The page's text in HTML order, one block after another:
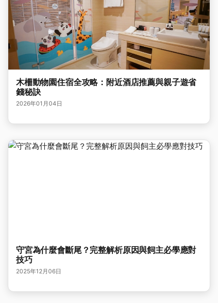
木柵動物園住宿全攻略：附近酒店推薦與親子遊省
錢秘訣
2026年01月04日
守宮為什麼會斷尾？完整解析原因與飼主必學應對
技巧
2025年12月06日